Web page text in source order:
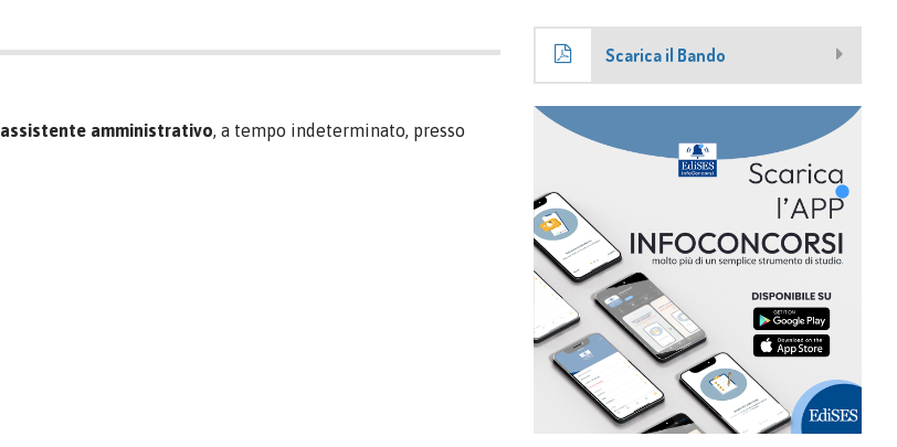
assistente amministrativo, a tempo indeterminato, presso
Scarica il Bando